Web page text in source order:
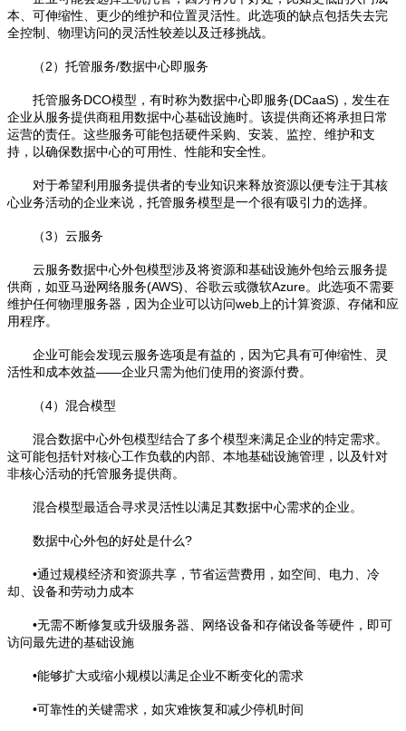
本、可伸缩性、更少的维护和位置灵活性。此选项的缺点包括失去完
全控制、物理访问的灵活性较差以及迁移挑战。
（2）托管服务/数据中心即服务
托管服务DCO模型，有时称为数据中心即服务(DCaaS)，发生在
企业从服务提供商租用数据中心基础设施时。该提供商还将承担日常
运营的责任。这些服务可能包括硬件采购、安装、监控、维护和支
持，以确保数据中心的可用性、性能和安全性。
对于希望利用服务提供者的专业知识来释放资源以便专注于其核
心业务活动的企业来说，托管服务模型是一个很有吸引力的选择。
（3）云服务
云服务数据中心外包模型涉及将资源和基础设施外包给云服务提
供商，如亚马逊网络服务(AWS)、谷歌云或微软Azure。此选项不需要
维护任何物理服务器，因为企业可以访问web上的计算资源、存储和应
用程序。
企业可能会发现云服务选项是有益的，因为它具有可伸缩性、灵
活性和成本效益——企业只需为他们使用的资源付费。
（4）混合模型
混合数据中心外包模型结合了多个模型来满足企业的特定需求。
这可能包括针对核心工作负载的内部、本地基础设施管理，以及针对
非核心活动的托管服务提供商。
混合模型最适合寻求灵活性以满足其数据中心需求的企业。
数据中心外包的好处是什么?
•通过规模经济和资源共享，节省运营费用，如空间、电力、冷
却、设备和劳动力成本
•无需不断修复或升级服务器、网络设备和存储设备等硬件，即可
访问最先进的基础设施
•能够扩大或缩小规模以满足企业不断变化的需求
•可靠性的关键需求，如灾难恢复和减少停机时间